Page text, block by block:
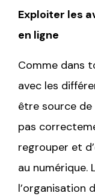
Exploiter les
en ligne
Comme dans
avec les
être source de
pas
regrouper et
au numérique.
l’organisation